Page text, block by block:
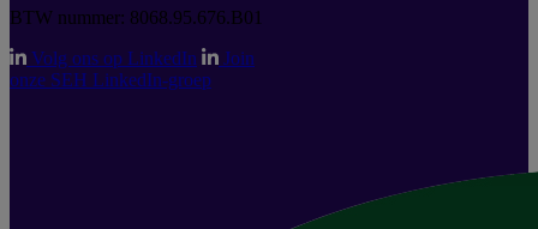
BTW nummer: 8068.95.676.B01
Volg ons op LinkedIn
Join
onze SEH LinkedIn-groep